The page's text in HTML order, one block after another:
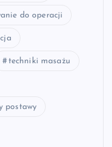
do operacji
techniki masażu
postawy